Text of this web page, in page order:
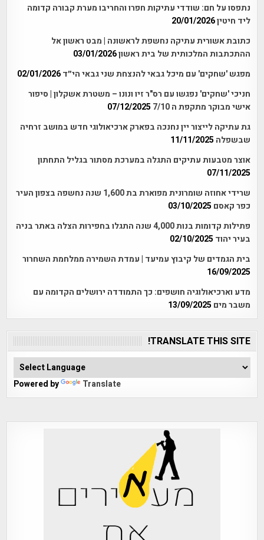
נתפסו על חם: שודדי עתיקות חפרו והחריבו מערת קבורה קדומה
ליד חיטין20/01/2026
כתובת אשורית עתיקה נחשפת לראשונה | מבט ראשון אל
ההתכתבות המלכותית של בית ראשון03/01/2026
מפגש 'שחקים' עם מיכל גבאי להנצחת שני גבאי הי״ד 02/01/2026
חניכי 'שחקים' נפגשו עם רס"ר זיו ונונו – משטרת אשקלון | סיפור
אישי מבוקר מתקפת ה 7/10
07/12/2025
גת עתיקה לייצור יין נחנכה בפארק ארכיאולוגי חדש במושב זרחיה
שבשפלה 11/11/2025
אוצר מטבעות עתיקים התגלה במערכת מסתור בגליל התחתון
07/11/2025
שרידי אחוזה שומרונית מפוארת בת 1,600 שנה נחשפה בצפון העיר
כפר קאסם 03/10/2025
פתילות קדומות בנות 4,000 שנה התגלו בחפירות הצלה באתר בניה
בעיר יהוד 02/10/2025
בית הגמדים של קיבוץ עמיעד | עמדת השמירה ממלחמת השחרור
16/09/2025
מדע וארכיאולוגיה חושפים: כך התמודדה ירושלים הקדומה עם
משבר מים 13/09/2025
TRANSLATE THIS SITE!
Powered by Translate